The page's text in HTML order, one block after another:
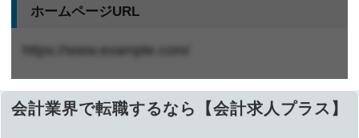
ホームページURL
https://www.example.com/
会計業界で転職するなら【会計求人プラス】